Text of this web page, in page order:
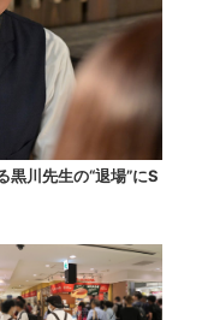
黒川先生の“退場”にS